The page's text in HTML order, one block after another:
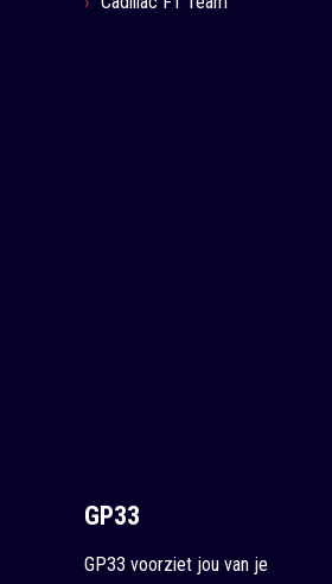
GP33
GP33 voorziet jou van je